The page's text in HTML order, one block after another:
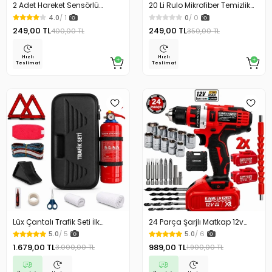
2 Adet Hareket Sensörlü
Lamba Merdiven Dolap
Çalışma Masası Mutfak
Lambası Şarjlı Usb Led
4.0/ 1
249,00 TL400,00 TL
Hızlı
Teslimat
20 Li Rulo Mikrofiber Temizlik
Bezi 25x25 cm Çok Amaçlı
Kopart Kullan Kaliteli
0/ 0
249,00 TL350,00 TL
Hızlı
Teslimat
Lüx Çantalı Trafik Seti İlk
Yardım Seti 1 Kg Yangın
Söndürme Tüplü Tüvtürk
Uyumlu
5.0/ 5
1.679,00 TL3.000,00 TL
24 Parça Şarjlı Matkap 12v
Çelik Mandrenli Çift Akülü
Vidalama Matkap Seti
5.0/ 6
989,00 TL1.900,00 TL